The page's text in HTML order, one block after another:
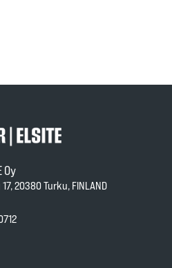
Oy
20380 Turku, FINLAND